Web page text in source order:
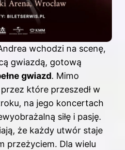
wchodzi na scenę,
gwiazdą, gotową
gwiazd. Mimo
które przeszedł w
na jego koncertach
siłę i pasję.
że każdy utwór staje
przeżyciem. Dla wielu